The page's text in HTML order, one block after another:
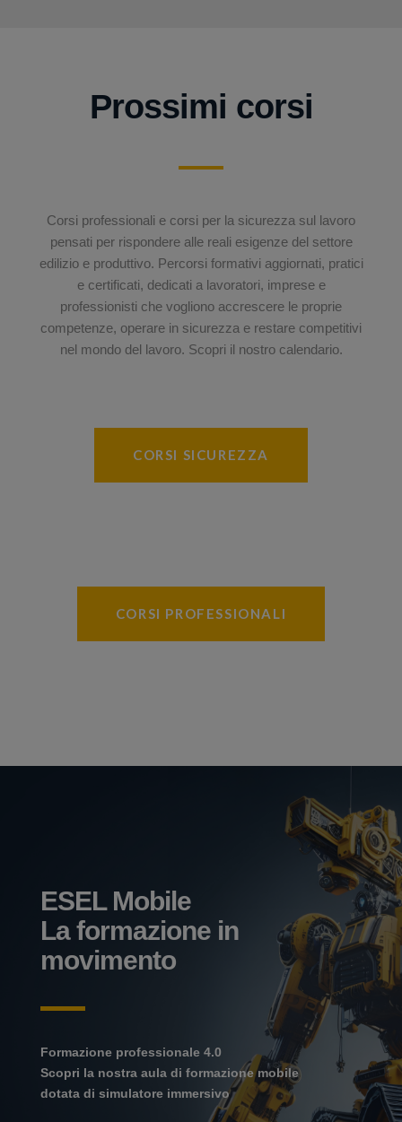
Prossimi corsi
Corsi professionali e corsi per la sicurezza sul lavoro
pensati per rispondere alle reali esigenze del settore
edilizio e produttivo. Percorsi formativi aggiornati, pratici
e certificati, dedicati a lavoratori, imprese e
professionisti che vogliono accrescere le proprie
competenze, operare in sicurezza e restare competitivi
nel mondo del lavoro. Scopri il nostro calendario.
CORSI SICUREZZA
CORSI PROFESSIONALI
ESEL Mobile
La formazione in
movimento
Formazione professionale 4.0
Scopri la nostra aula di formazione mobile
dotata di simulatore immersivo